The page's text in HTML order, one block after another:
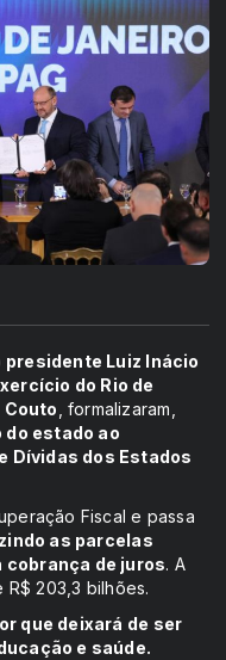
presidente Luiz Inácio
do Rio de
, formalizaram,
do estado ao
Dívidas dos Estados
Fiscal e passa
as parcelas
cobrança de juros. A
203,3 bilhões.
que deixará de ser
e saúde.